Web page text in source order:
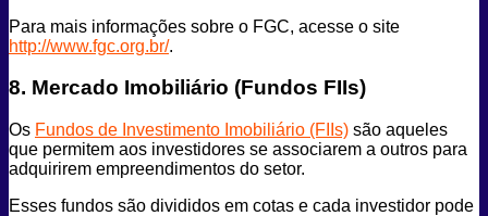
Para mais informações sobre o FGC, acesse o site
http://www.fgc.org.br/.
8. Mercado Imobiliário (Fundos FIIs)
Os Fundos de Investimento Imobiliário (FIIs) são aqueles
que permitem aos investidores se associarem a outros para
adquirirem empreendimentos do setor.
Esses fundos são divididos em cotas e cada investidor pode